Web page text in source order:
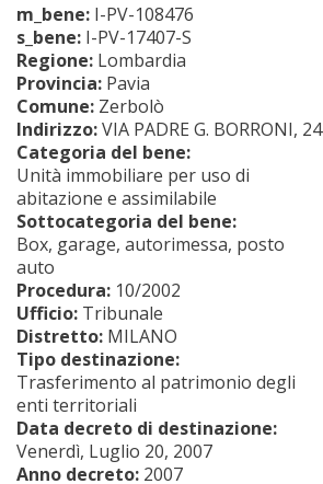
m_bene: I-PV-108476
s_bene: I-PV-17407-S
Regione: Lombardia
Provincia: Pavia
Comune: Zerbolò
Indirizzo:VIA PADRE G. BORRONI, 24
Categoria del bene:
Unità immobiliare per uso di
abitazione e assimilabile
Sottocategoria del bene:
Box, garage, autorimessa, posto
auto
Procedura: 10/2002
Ufficio: Tribunale
Distretto: MILANO
Tipo destinazione:
Trasferimento al patrimonio degli
enti territoriali
Data decreto di destinazione:
Venerdì, Luglio 20, 2007
Anno decreto: 2007